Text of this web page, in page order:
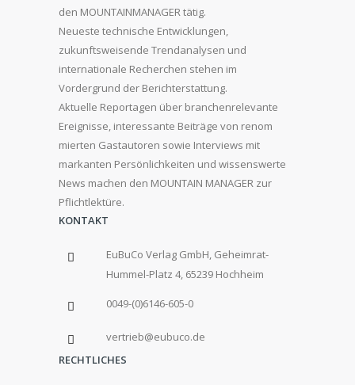
den MOUNTAINMANAGER tätig.
Neueste technische Entwicklungen,
zukunftsweisende Trendanalysen und
internationale Recherchen stehen im
Vordergrund der Berichterstattung.
Aktuelle Reportagen über branchenrelevante
Ereignisse, interessante Beiträge von renom
mierten Gastautoren sowie Interviews mit
markanten Persönlichkeiten und wissenswerte
News machen den MOUNTAIN MANAGER zur
Pflichtlektüre.
KONTAKT
EuBuCo Verlag GmbH, Geheimrat-
Hummel-Platz 4, 65239 Hochheim
0049-(0)6146-605-0
vertrieb@eubuco.de
RECHTLICHES